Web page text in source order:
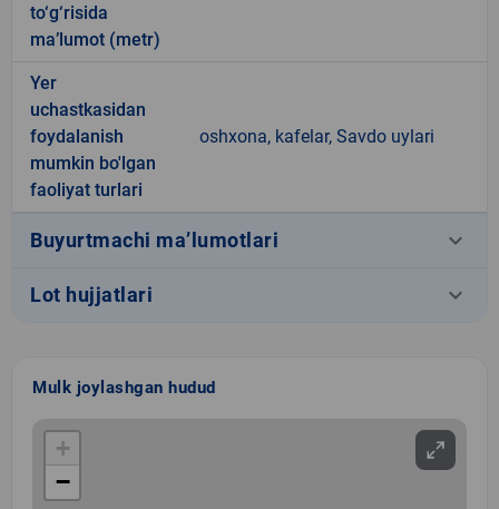
to‘g‘risida
ma’lumot (metr)
Yer
uchastkasidan
foydalanish
mumkin bo'lgan
faoliyat turlari
oshxona, kafelar, Savdo uylari
Buyurtmachi ma’lumotlari keyboard_arrow_down
Lot hujjatlari keyboard_arrow_down
Mulk joylashgan hudud
+
−